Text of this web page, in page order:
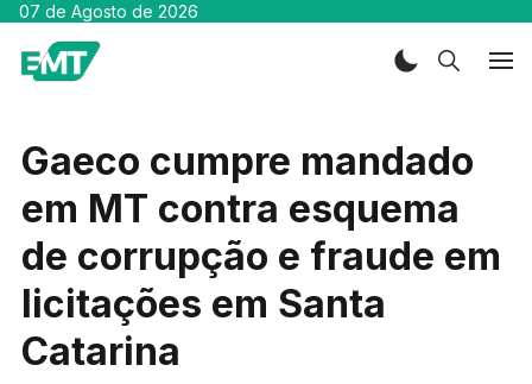
07 de Agosto de 2026
Gaeco cumpre mandado
em MT contra esquema
de corrupção e fraude em
licitações em Santa
Catarina